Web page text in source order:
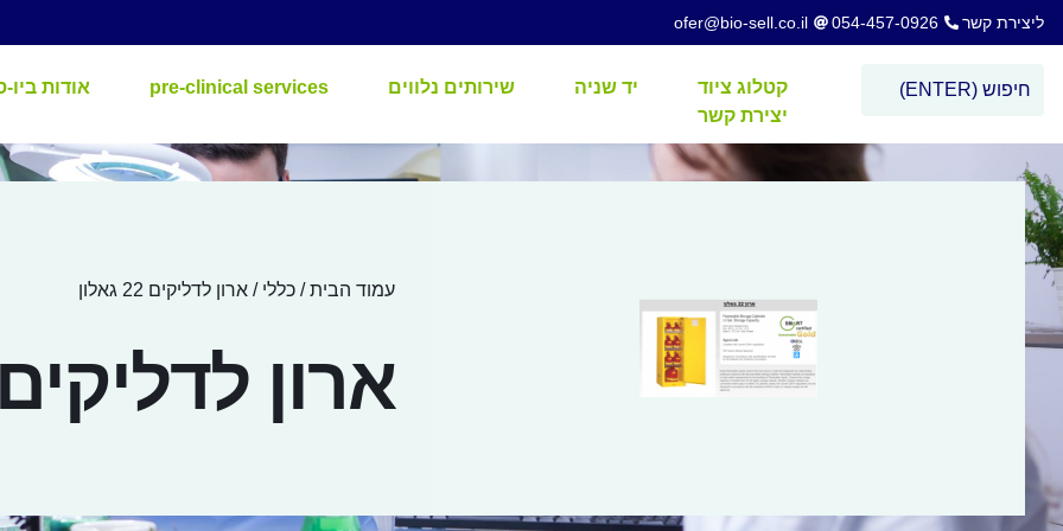
ליצירת קשר 054-457-0926
ofer@bio-sell.co.il
קטלוג ציוד יד שניה שירותים נלווים pre-clinical services
אודות
יצירת קשר
עמוד הבית/כללי / ארון לדליקים 22 גאלון
ארון לדליקים 22